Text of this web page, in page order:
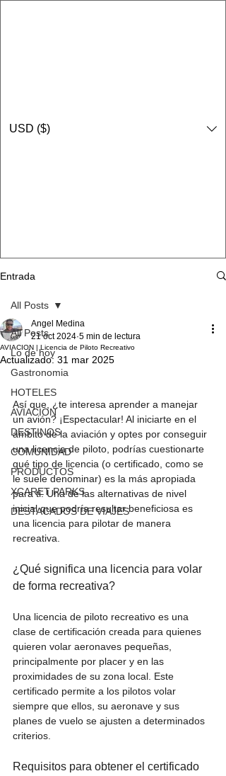
USD ($)
Entrada
All Posts
Lo de hoy
Gastronomia
HOTELES
AVIACION
DESTINOS
COMUNIDAD
PRODUCTOS
XCARET PARKS
DESTACADOS DE VIAJES
All Posts
AVIACION | Licencia de Piloto Recreativo
Angel Medina
21 oct 2024 5 min de lectura
Actualizado: 31 mar 2025
Así que, ¿te interesa aprender a manejar
un avión? ¡Espectacular! Al iniciarte en el
ámbito de la aviación y optes por conseguir
una licencia de piloto, podrías cuestionarte
qué tipo de licencia (o certificado, como se
le suele denominar) es la más apropiada
para ti. Una de las alternativas de nivel
inicial que podría resultar beneficiosa es
una licencia para pilotar de manera
recreativa.
¿Qué significa una licencia para volar
de forma recreativa?
Una licencia de piloto recreativo es una
clase de certificación creada para quienes
quieren volar aeronaves pequeñas,
principalmente por placer y en las
proximidades de su zona local. Este
certificado permite a los pilotos volar
siempre que ellos, su aeronave y sus
planes de vuelo se ajusten a determinados
criterios.
Requisitos para obtener el certificado